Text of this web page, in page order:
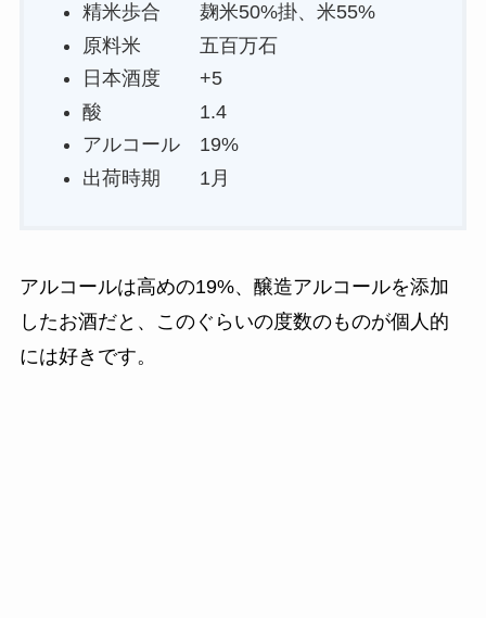
精米歩合 麹米50%掛、米55%
原料米 五百万石
日本酒度 +5
酸 1.4
アルコール 19%
出荷時期 1月
アルコールは高めの19%、醸造アルコールを添加
したお酒だと、このぐらいの度数のものが個人的
には好きです。